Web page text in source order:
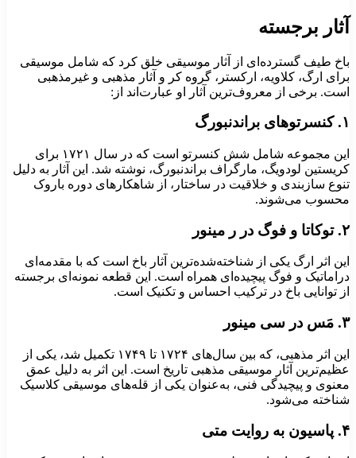
برجسته
طیف گسترده‌ای از آثار موسیقی خلق کرد که شامل موسیقی
ارگ، کلاویه، ارکستر، گروه کر و آثار مذهبی و غیرمذهبی
برخی از معروف‌ترین آثار او عبارت‌اند از:
این مجموعه شامل شش کنسرتو است که در سال ۱۷۲۱ برای
لودویگ، مارگراف براندنبورگ، نوشته شد. این آثار به دلیل
سازبندی و خلاقیت در ساختار، از شاهکارهای دوره باروک
می‌شوند.
اثر ارگ یکی از شناخته‌شده‌ترین آثار باخ است که با مقدمه‌ای
و فوگ پیچیده‌ای همراه است. این قطعه نمونه‌ای برجسته
توانایی باخ در ترکیب احساس و تکنیک است.
این اثر مذهبی، که بین سال‌های ۱۷۲۴ تا ۱۷۴۹ تکمیل شد، یکی از
آثار موسیقی مذهبی تاریخ است. این اثر به دلیل عمق
و پیچیدگی فنی، به‌عنوان یکی از قله‌های موسیقی کلاسیک
می‌شود.